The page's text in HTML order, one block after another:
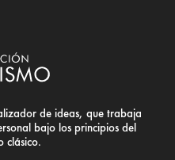
de ideas, que trabaja
bajo los principios del
clásico.